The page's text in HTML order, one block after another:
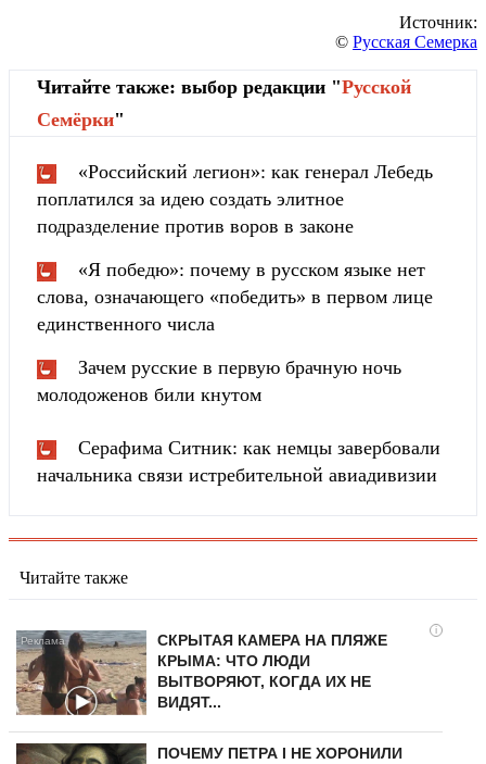
Источник:
© Русская Семерка
Читайте также: выбор редакции "Русской
Cемёрки"
«Российский легион»: как генерал Лебедь
поплатился за идею создать элитное
подразделение против воров в законе
«Я победю»: почему в русском языке нет
слова, означающего «победить» в первом лице
единственного числа
Зачем русские в первую брачную ночь
молодоженов били кнутом
Серафима Ситник: как немцы завербовали
начальника связи истребительной авиадивизии
Читайте также
i
СКРЫТАЯ КАМЕРА НА ПЛЯЖЕ
КРЫМА: ЧТО ЛЮДИ
ВЫТВОРЯЮТ, КОГДА ИХ НЕ
ВИДЯТ...
ПОЧЕМУ ПЕТРА I НЕ ХОРОНИЛИ